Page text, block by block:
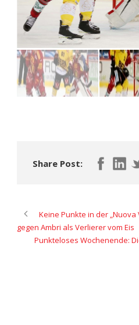
Share Post:
Keine Punkte in der „Nuova
gegen Ambri als Verlierer vom Eis
Punkteloses Wochenende: